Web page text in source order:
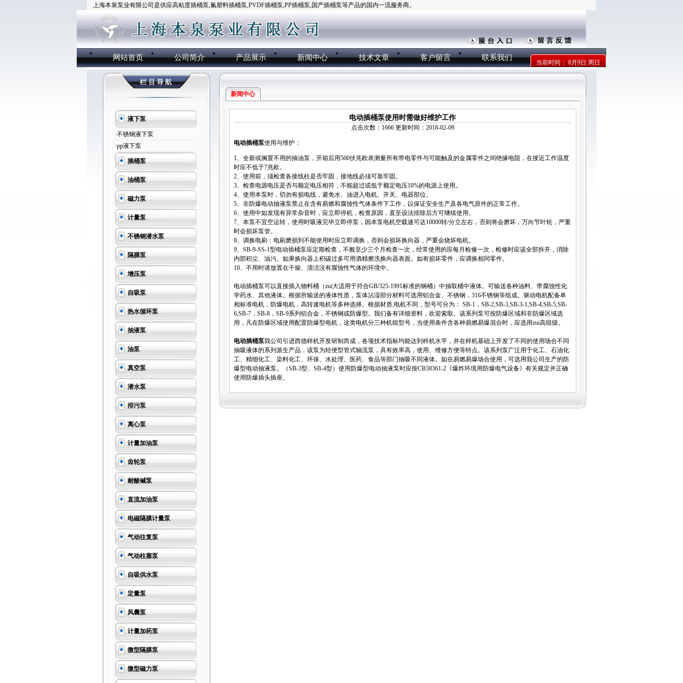
上海本泉泵业有限公司是供应高粘度插桶泵,氟塑料插桶泵,PVDF插桶泵,PP插桶泵,国产插桶泵等产品的国内一流服务商。
网站首页 公司简介 产品展示 新闻中心 技术文章 客户留言 联系我们
当前时间：8月9日 周日
液下泵
·不锈钢液下泵
·pp液下泵
插桶泵
油桶泵
磁力泵
计量泵
不锈钢潜水泵
隔膜泵
增压泵
自吸泵
热水循环泵
抽液泵
油泵
真空泵
潜水泵
排污泵
离心泵
计量加油泵
齿轮泵
耐酸碱泵
直流加油泵
电磁隔膜计量泵
气动往复泵
气动柱塞泵
自吸供水泵
定量泵
风囊泵
计量加药泵
微型隔膜泵
微型磁力泵
新闻中心
电动插桶泵使用时需做好维护工作
点击次数：1666 更新时间：2018-02-09
电动插桶泵使用与维护：
1、全新或搁置不用的抽油泵，开箱后用500伏兆欧表测量所有带电零件与可能触及的金属零件之间绝缘电阻，在接近工作温度
时应不低于7兆欧。
2、使用前，须检查各接线柱是否牢固，接地线必须可靠牢固。
3、检查电源电压是否与额定电压相符，不能超过或低于额定电压10%的电源上使用。
4、使用本泵时，切勿有损电线，避免水、油进入电机、开关、电器部位。
5、非防爆电动抽液泵禁止在含有易燃和腐蚀性气体条件下工作，以保证安全生产及各电气原件的正常工作。
6、使用中如发现有异常杂音时，应立即停机，检查原因，直至设法排除后方可继续使用。
7、本泵不宜空运转，使用时吸液完毕立即停泵，因本泵电机空载速可达10000转/分立左右，否则将会磨坏，万向节叶轮，严重
时会损坏泵管。
8、调换电刷：电刷磨损到不能使用时应立即调换，否则会损坏换向器，严重会烧坏电机。
9、SB-9-SS-1型电动插桶泵应定期检查，不般至少三个月检查一次，经常使用的应每月检修一次，检修时应该全部拆开，消除
内部积尘、油污。如果换向器上积碳过多可用酒精擦洗换向器表面。如有损坏零件，应调换相同零件。
10、不用时请放置在干燥、清洁没有腐蚀性气体的环境中。
电动插桶泵可以直接插入物料桶（zui大适用于符合GB/325-1991标准的钢桶）中抽取桶中液体。可输送各种油料、带腐蚀性化
学药水、其他液体。根据所输送的液体性质，泵体沾湿部分材料可选用铝合金、不锈钢，316不锈钢等组成。驱动电机配备单
相标准电机，防爆电机，高转速电机等多种选择。根据材质,电机不同，型号可分为： SB-1，SB-2,SB-3,SB-3-1,SB-4,SB-5,SB-
6,SB-7，SB-8，SB-9系列铝合金，不锈钢或防爆型。我们备有详细资料，欢迎索取。该系列泵可按防爆区域和非防爆区域选
用，凡在防爆区域使用配置防爆型电机，这类电机分三种机组型号，当使用条件含各种易燃易爆混合时，应选用zui高组级。
电动插桶泵我公司引进西德样机开发研制而成，各项技术指标均能达到样机水平，并在样机基础上开发了不同的使用场合不同
抽吸液体的系列派生产品，该泵为轻便型管式轴流泵，具有效率高，使用、维修方便等特点。该系列泵广泛用于化工、石油化
工、精细化工、染料化工、环保、水处理、医药、食品等部门抽吸不同液体。如在易燃易爆场合使用，可选用我公司生产的防
爆型电动抽液泵。（SB-3型、SB-4型）使用防爆型电动抽液泵时应按CB38361-2《爆炸环境用防爆电气设备》有关规定并正确
使用防爆插头插座。